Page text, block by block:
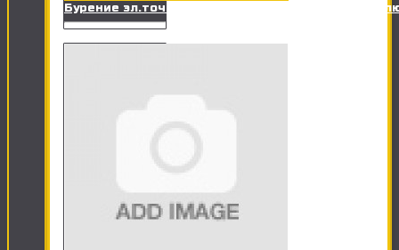
Бурение эл.точки в ж/б стене под розетку,